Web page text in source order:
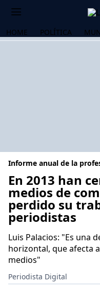
HOME POLÍTICA
Informe anual de la
En 2013 han
medios de
perdido su
periodistas
Luis Palacios: "Es una
horizontal, que afecta
medios"
Periodista Digital